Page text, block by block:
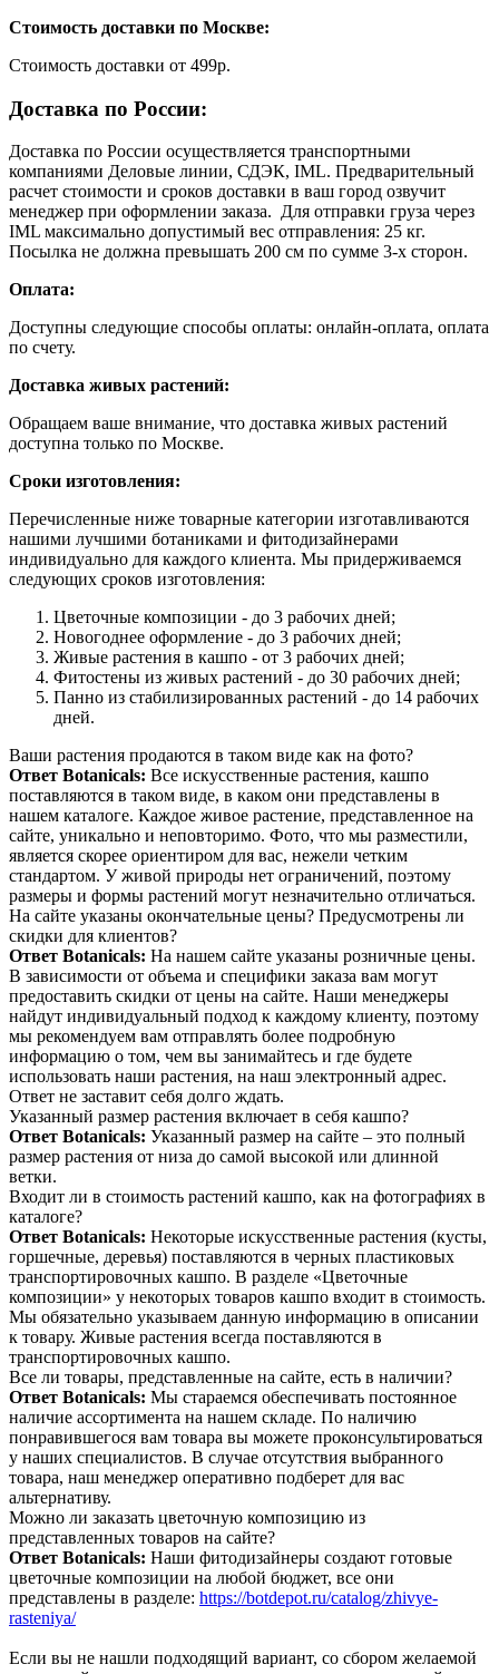
Стоимость доставки по Москве:
Cтоимость доставки от 499р.
Доставка по России:
Доставка по России осуществляется транспортными
компаниями Деловые линии, СДЭК, IML. Предварительный
расчет стоимости и сроков доставки в ваш город озвучит
менеджер при оформлении заказа. Для отправки груза через
IML максимально допустимый вес отправления: 25 кг.
Посылка не должна превышать 200 см по сумме 3-х сторон.
Оплата:
Доступны следующие способы оплаты: онлайн-оплата, оплата
по счету.
Доставка живых растений:
Обращаем ваше внимание, что доставка живых растений
доступна только по Москве.
Сроки изготовления:
Перечисленные ниже товарные категории изготавливаются
нашими лучшими ботаниками и фитодизайнерами
индивидуально для каждого клиента. Мы придерживаемся
следующих сроков изготовления:
Цветочные композиции - до 3 рабочих дней;
Новогоднее оформление - до 3 рабочих дней;
Живые растения в кашпо - от 3 рабочих дней;
Фитостены из живых растений - до 30 рабочих дней;
Панно из стабилизированных растений - до 14 рабочих
дней.
Ваши растения продаются в таком виде как на фото?
Ответ Botanicals: Все искусственные растения, кашпо
поставляются в таком виде, в каком они представлены в
нашем каталоге. Каждое живое растение, представленное на
сайте, уникально и неповторимо. Фото, что мы разместили,
является скорее ориентиром для вас, нежели четким
стандартом. У живой природы нет ограничений, поэтому
размеры и формы растений могут незначительно отличаться.
На сайте указаны окончательные цены? Предусмотрены ли
скидки для клиентов?
Ответ Botanicals: На нашем сайте указаны розничные цены.
В зависимости от объема и специфики заказа вам могут
предоставить скидки от цены на сайте. Наши менеджеры
найдут индивидуальный подход к каждому клиенту, поэтому
мы рекомендуем вам отправлять более подробную
информацию о том, чем вы занимайтесь и где будете
использовать наши растения, на наш электронный адрес.
Ответ не заставит себя долго ждать.
Указанный размер растения включает в себя кашпо?
Ответ Botanicals: Указанный размер на сайте – это полный
размер растения от низа до самой высокой или длинной
ветки.
Входит ли в стоимость растений кашпо, как на фотографиях в
каталоге?
Ответ Botanicals: Некоторые искусственные растения (кусты,
горшечные, деревья) поставляются в черных пластиковых
транспортировочных кашпо. В разделе «Цветочные
композиции» у некоторых товаров кашпо входит в стоимость.
Мы обязательно указываем данную информацию в описании
к товару. Живые растения всегда поставляются в
транспортировочных кашпо.
Все ли товары, представленные на сайте, есть в наличии?
Ответ Botanicals: Мы стараемся обеспечивать постоянное
наличие ассортимента на нашем складе. По наличию
понравившегося вам товара вы можете проконсультироваться
у наших специалистов. В случае отсутствия выбранного
товара, наш менеджер оперативно подберет для вас
альтернативу.
Можно ли заказать цветочную композицию из
представленных товаров на сайте?
Ответ Botanicals: Наши фитодизайнеры создают готовые
цветочные композиции на любой бюджет, все они
представлены в разделе: https://botdepot.ru/catalog/zhivye-
rasteniya/
Если вы не нашли подходящий вариант, со сбором желаемой